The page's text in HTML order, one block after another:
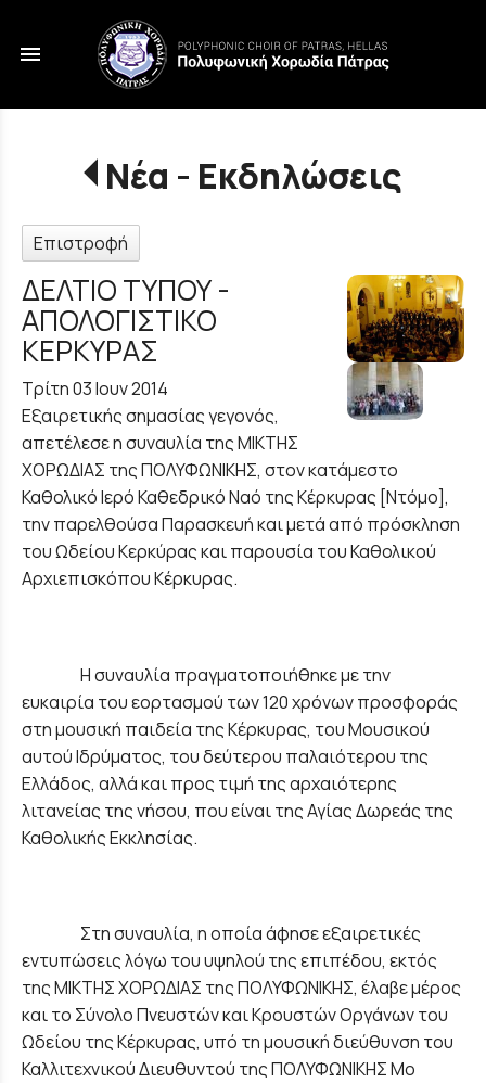
menu
Νέα - Εκδηλώσεις
Επιστροφή
ΔΕΛΤΙΟ ΤΥΠΟΥ -
ΑΠΟΛΟΓΙΣΤΙΚΟ
ΚΕΡΚΥΡΑΣ
Τρίτη 03 Ιουν 2014
Εξαιρετικής σημασίας γεγονός,
απετέλεσε η συναυλία της ΜΙΚΤΗΣ
ΧΟΡΩΔΙΑΣ της ΠΟΛΥΦΩΝΙΚΗΣ, στον κατάμεστο
Καθολικό Ιερό Καθεδρικό Ναό της Κέρκυρας [Ντόμο],
την παρελθούσα Παρασκευή και μετά από πρόσκληση
του Ωδείου Κερκύρας και παρουσία του Καθολικού
Αρχιεπισκόπου Κέρκυρας.
Η συναυλία πραγματοποιήθηκε με την
ευκαιρία του εορτασμού των 120 χρόνων προσφοράς
στη μουσική παιδεία της Κέρκυρας, του Μουσικού
αυτού Ιδρύματος, του δεύτερου παλαιότερου της
Ελλάδος, αλλά και προς τιμή της αρχαιότερης
λιτανείας της νήσου, που είναι της Αγίας Δωρεάς της
Καθολικής Εκκλησίας.
Στη συναυλία, η οποία άφησε εξαιρετικές
εντυπώσεις λόγω του υψηλού της επιπέδου, εκτός
της ΜΙΚΤΗΣ ΧΟΡΩΔΙΑΣ της ΠΟΛΥΦΩΝΙΚΗΣ, έλαβε μέρος
και το Σύνολο Πνευστών και Κρουστών Οργάνων του
Ωδείου της Κέρκυρας, υπό τη μουσική διεύθυνση του
Καλλιτεχνικού Διευθυντού της ΠΟΛΥΦΩΝΙΚΗΣ Μο